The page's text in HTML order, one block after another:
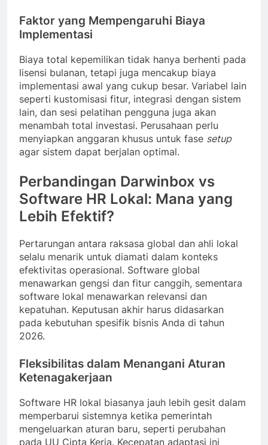
Faktor yang Mempengaruhi Biaya
Implementasi
Biaya total kepemilikan tidak hanya berhenti pada
lisensi bulanan, tetapi juga mencakup biaya
implementasi awal yang cukup besar. Variabel lain
seperti kustomisasi fitur, integrasi dengan sistem
lain, dan sesi pelatihan pengguna juga akan
menambah total investasi. Perusahaan perlu
menyiapkan anggaran khusus untuk fase setup
agar sistem dapat berjalan optimal.
Perbandingan Darwinbox vs
Software HR Lokal: Mana yang
Lebih Efektif?
Pertarungan antara raksasa global dan ahli lokal
selalu menarik untuk diamati dalam konteks
efektivitas operasional. Software global
menawarkan gengsi dan fitur canggih, sementara
software lokal menawarkan relevansi dan
kepatuhan. Keputusan akhir harus didasarkan
pada kebutuhan spesifik bisnis Anda di tahun
2026.
Fleksibilitas dalam Menangani Aturan
Ketenagakerjaan
Software HR lokal biasanya jauh lebih gesit dalam
memperbarui sistemnya ketika pemerintah
mengeluarkan aturan baru, seperti perubahan
pada UU Cipta Kerja. Kecepatan adaptasi ini